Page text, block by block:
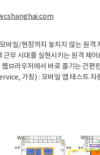
일/현장까지 놓치지 않는 원격
무 시대를 실현시키는 원격 제어
라우저에서 바로 즐기는 간편
가칭) : 모바일 앱 테스트 자